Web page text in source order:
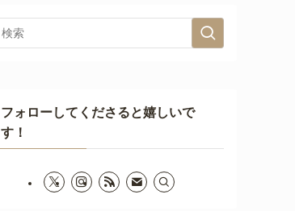
フォローしてくださると嬉しいで
す！